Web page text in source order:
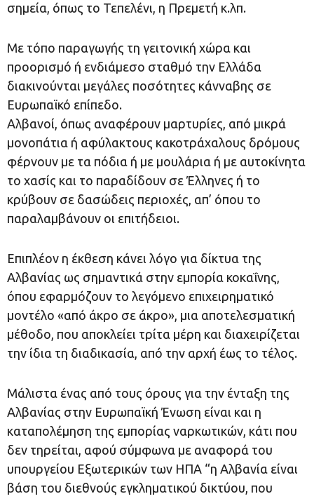
σημεία, όπως το Τεπελένι, η Πρεμετή κ.λπ.
Με τόπο παραγωγής τη γειτονική χώρα και
προορισμό ή ενδιάμεσο σταθμό την Ελλάδα
διακινούνται μεγάλες ποσότητες κάνναβης σε
Ευρωπαϊκό επίπεδο.
Αλβανοί, όπως αναφέρουν μαρτυρίες, από μικρά
μονοπάτια ή αφύλακτους κακοτράχαλους δρόμους
φέρνουν με τα πόδια ή με μουλάρια ή με αυτοκίνητα
το χασίς και το παραδίδουν σε Έλληνες ή το
κρύβουν σε δασώδεις περιοχές, απ’ όπου το
παραλαμβάνουν οι επιτήδειοι.
Επιπλέον η έκθεση κάνει λόγο για δίκτυα της
Αλβανίας ως σημαντικά στην εμπορία κοκαΐνης,
όπου εφαρμόζουν το λεγόμενο επιχειρηματικό
μοντέλο «από άκρο σε άκρο», μια αποτελεσματική
μέθοδο, που αποκλείει τρίτα μέρη και διαχειρίζεται
την ίδια τη διαδικασία, από την αρχή έως το τέλος.
Μάλιστα ένας από τους όρους για την ένταξη της
Αλβανίας στην Ευρωπαϊκή Ένωση είναι και η
καταπολέμηση της εμπορίας ναρκωτικών, κάτι που
δεν τηρείται, αφού σύμφωνα με αναφορά του
υπουργείου Εξωτερικών των ΗΠΑ “η Αλβανία είναι
βάση του διεθνούς εγκληματικού δικτύου, που